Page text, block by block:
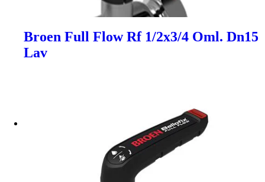
Broen Full Flow Rf 1/2x3/4 Oml. Dn15
Lav